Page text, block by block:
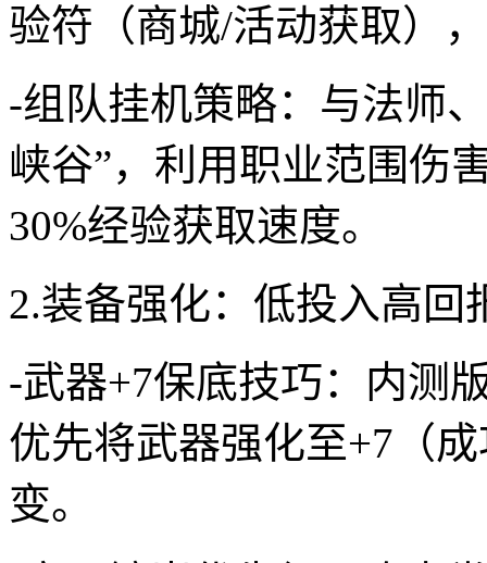
验符（商城/活动获取）
-组队挂机策略：与法师
峡谷”，利用职业范围伤
30%经验获取速度。
2.装备强化：低投入高回
-武器+7保底技巧：内测
优先将武器强化至+7（
变。